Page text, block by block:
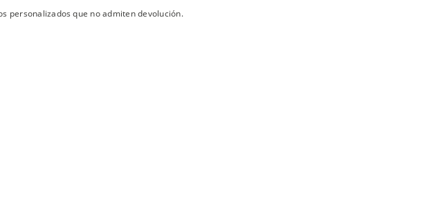
personalizados que no admiten devolución.